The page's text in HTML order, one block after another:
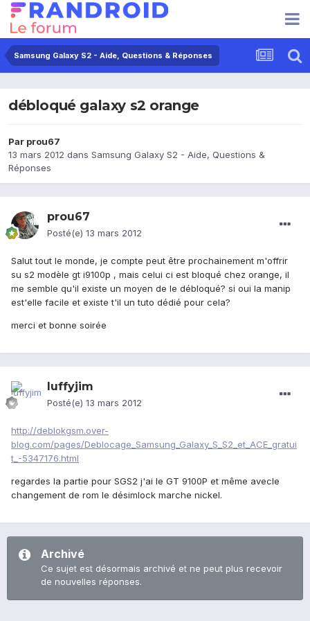
Samsung Galaxy S2 - Aide, Questions & Réponses
débloqué galaxy s2 orange
Par prou67
13 mars 2012 dans Samsung Galaxy S2 - Aide, Questions &
Réponses
prou67
Posté(e) 13 mars 2012
Salut tout le monde, je compte peut être prochainement m'offrir
su s2 modèle gt i9100p , mais celui ci est bloqué chez orange, il
me semble qu'il existe un moyen de le débloqué? si oui la manip
est'elle facile et existe t'il un tuto dédié pour cela?
merci et bonne soirée
luffyjim
Posté(e) 13 mars 2012
http://deblokgsm.over-
blog.com/pages/Deblocage_Samsung_Galaxy_S_S2_et_ACE_gratui
t_-5347176.html
regardes la partie pour SGS2 j'ai le GT 9100P et même avecle
changement de rom le désimlock marche nickel.
Archivé
Ce sujet est désormais archivé et ne peut plus recevoir
de nouvelles réponses.